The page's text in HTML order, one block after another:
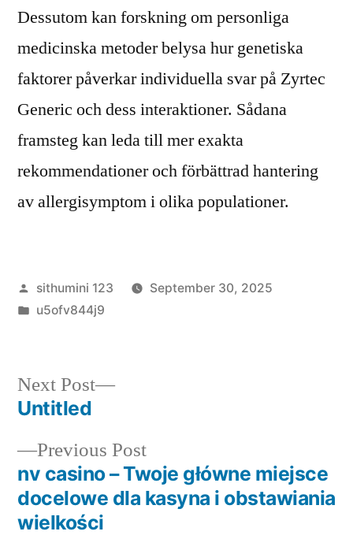
Dessutom kan forskning om personliga
medicinska metoder belysa hur genetiska
faktorer påverkar individuella svar på Zyrtec
Generic och dess interaktioner. Sådana
framsteg kan leda till mer exakta
rekommendationer och förbättrad hantering
av allergisymptom i olika populationer.
Posted
by
sithumini 123
September 30, 2025
Posted
u5ofv844j9
Post
navigation
Previous PostPrevious
post:
nv casino – Twoje główne miejsce
docelowe dla kasyna i obstawiania
wielkości
Next Post
Next
Untitled